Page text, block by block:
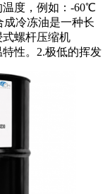
温度，例如：-60℃
成冷冻油是一种长
螺杆压缩机
特性。2.极低的挥发